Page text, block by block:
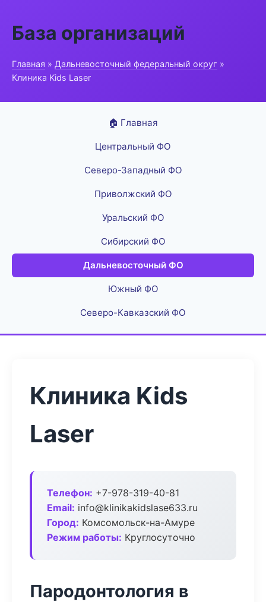
База организаций
Главная » Дальневосточный федеральный округ »
Клиника Kids Laser
🏠 Главная
Центральный ФО
Северо-Западный ФО
Приволжский ФО
Уральский ФО
Сибирский ФО
Дальневосточный ФО
Южный ФО
Северо-Кавказский ФО
Клиника Kids
Laser
Телефон: +7-978-319-40-81
Email: info@klinikakidslase633.ru
Город: Комсомольск-на-Амуре
Режим работы: Круглосуточно
Пародонтология в